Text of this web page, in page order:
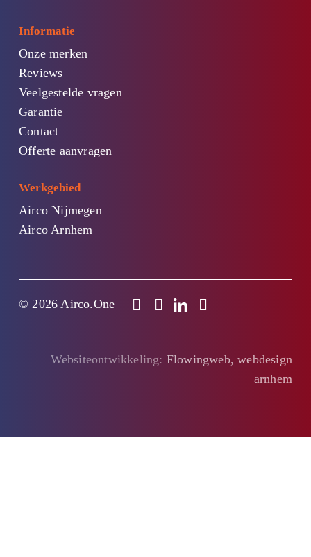
Informatie
Onze merken
Reviews
Veelgestelde vragen
Garantie
Contact
Offerte aanvragen
Werkgebied
Airco Nijmegen
Airco Arnhem
© 2026 Airco.One
Websiteontwikkeling: Flowingweb, webdesign
arnhem